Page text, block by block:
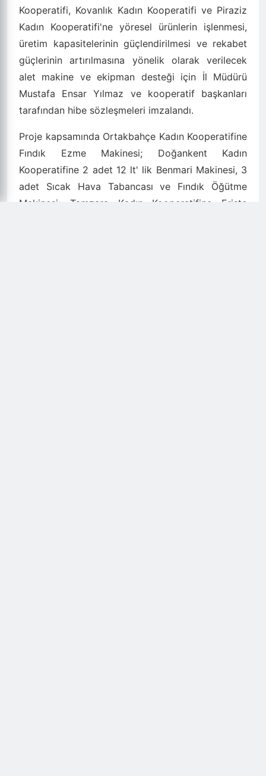
Kooperatifi, Kovanlık Kadın Kooperatifi ve Piraziz
Kadın Kooperatifi'ne yöresel ürünlerin işlenmesi,
üretim kapasitelerinin güçlendirilmesi ve rekabet
güçlerinin artırılmasına yönelik olarak verilecek
alet makine ve ekipman desteği için İl Müdürü
Mustafa Ensar Yılmaz ve kooperatif başkanları
tarafından hibe sözleşmeleri imzalandı.
Proje kapsamında Ortakbahçe Kadın Kooperatifine
Fındık Ezme Makinesi; Doğankent Kadın
Kooperatifine 2 adet 12 lt' lik Benmari Makinesi, 3
adet Sıcak Hava Tabancası ve Fındık Öğütme
Makinesi; Tamzara Kadın Kooperatifine Erişte